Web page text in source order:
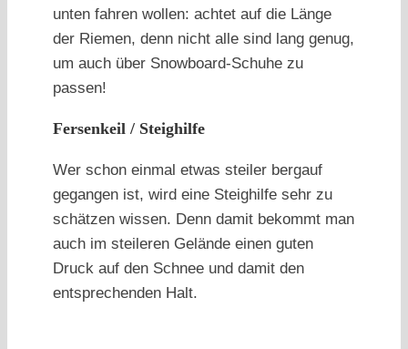
unten fahren wollen: achtet auf die Länge
der Riemen, denn nicht alle sind lang genug,
um auch über Snowboard-Schuhe zu
passen!
Fersenkeil / Steighilfe
Wer schon einmal etwas steiler bergauf
gegangen ist, wird eine Steighilfe sehr zu
schätzen wissen. Denn damit bekommt man
auch im steileren Gelände einen guten
Druck auf den Schnee und damit den
entsprechenden Halt.